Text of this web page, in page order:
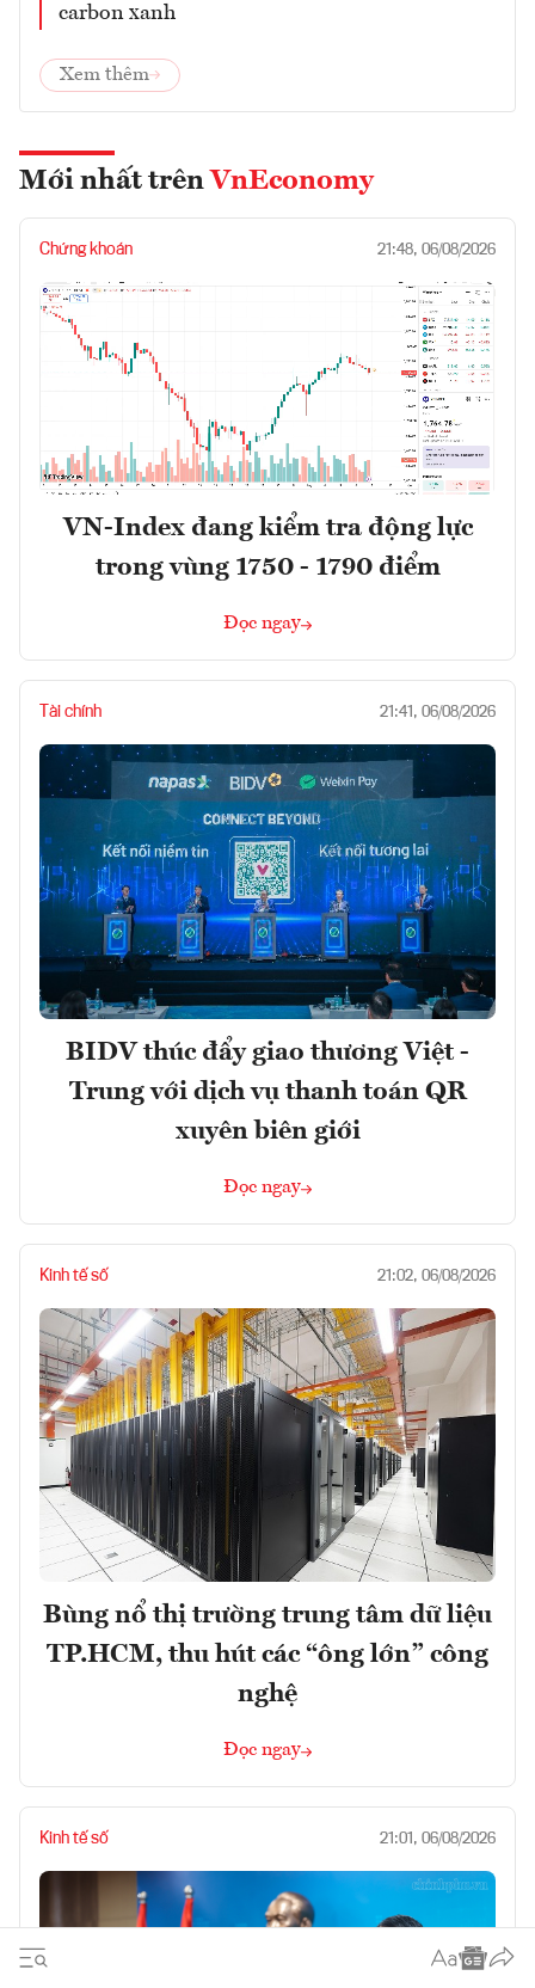
carbon xanh
Xem thêm
Mới nhất trên VnEconomy
Chứng khoán 21:48, 06/08/2026
VN-Index đang kiểm tra động lực
trong vùng 1750 - 1790 điểm
Đọc ngay
Tài chính 21:41, 06/08/2026
BIDV thúc đẩy giao thương Việt -
Trung với dịch vụ thanh toán QR
xuyên biên giới
Đọc ngay
Kinh tế số 21:02, 06/08/2026
Bùng nổ thị trường trung tâm dữ liệu
TP.HCM, thu hút các “ông lớn” công
nghệ
Đọc ngay
Kinh tế số 21:01, 06/08/2026